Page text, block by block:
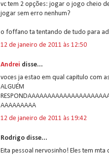
vc tem 2 opções: jogar o jogo cheio
jogar sem erro nenhum?
o foffano ta tentando de tudo para
12 de janeiro de 2011 às 12:50
Andrei disse...
voces ja estao em qual capitulo com
ALGUÉM
AAAAAAAAA
12 de janeiro de 2011 às 19:42
Rodrigo disse...
Eita pessoal nervosinho! Eles tem